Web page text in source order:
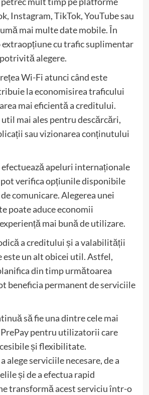
Instagram, TikTok, YouTube sau
mai multe date mobile. În
extraopțiune cu trafic suplimentar
alegere.
Wi-Fi atunci când este
la economisirea traficului
mai eficientă a creditului.
mai ales pentru descărcări,
sau vizionarea conținutului
efectuează apeluri internaționale
verifica opțiunile disponibile
comunicare. Alegerea unei
poate aduce economii
mai bună de utilizare.
a creditului și a valabilității
un alt obicei util. Astfel,
din timp următoarea
beneficia permanent de serviciile
să fie una dintre cele mai
pentru utilizatorii care
și flexibilitate.
alege serviciile necesare, de a
și de a efectua rapid
transformă acest serviciu într-o